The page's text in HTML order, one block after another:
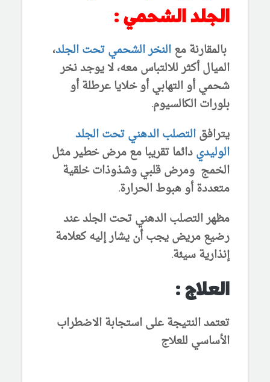
الجلد الشحمي :
بالمقارنة معالنخر الشحمي تحت الجلد،
الميال أكثر للالتباس معه، لا يوجد نخر
شحمي أو التهابي أو خلايا عرطلة أو
بلورات الكالسيوم.
يترافقالتصلب الدهني تحت الجلد
الوليديدائما تقريبا مع مرض خطير مثل
الخمج ومرض قلبي وشذوذات خلقية
متعددة أو هبوط الحرارة.
مظهر التصلب الدهني تحت الجلد عند
رضيع مريض يجب أن يشار إليه كعلامة
إنذارية سيئة.
العلاج :
تعتمد النتيجة على استجابة الاضطراب
الأساسي للعلاج